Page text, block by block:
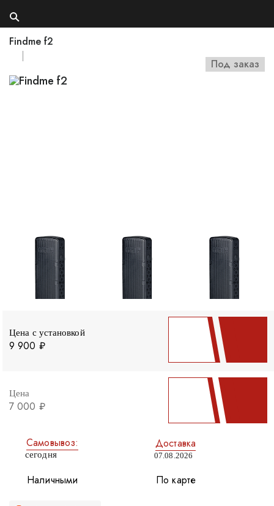
Findme f2
Под заказ
Цена с установкой
9 900 ₽
Цена
7 000 ₽
Самовывоз:
сегодня
Доставка
07.08.2026
Наличными По карте